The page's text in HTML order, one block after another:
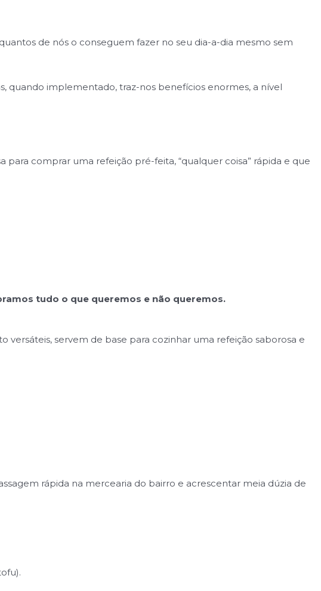
de nós o conseguem fazer no seu dia-a-dia mesmo sem
implementado, traz-nos benefícios enormes, a nível
para comprar uma refeição pré-feita, “qualquer coisa” rápida e que
tudo o que queremos e não queremos.
versáteis, servem de base para cozinhar uma refeição saborosa e
rápida na mercearia do bairro e acrescentar meia dúzia de